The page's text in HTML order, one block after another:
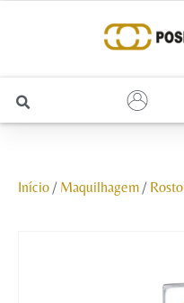
Unhas
Início/ Maquilhagem/ Rosto